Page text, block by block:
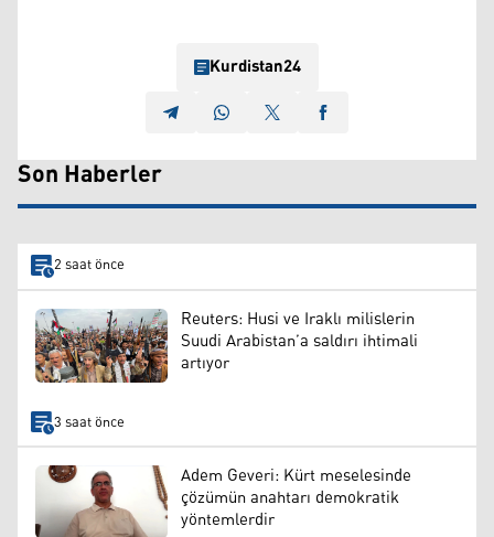
Kurdistan24
Son Haberler
2 saat önce
Reuters: Husi ve Iraklı milislerin
Suudi Arabistan’a saldırı ihtimali
artıyor
3 saat önce
Adem Geveri: Kürt meselesinde
çözümün anahtarı demokratik
yöntemlerdir